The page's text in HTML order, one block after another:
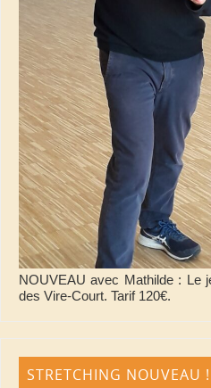
NOUVEAU avec Mathilde : Le
des Vire-Court. Tarif 120€.
STRETCHING NOUVEAU !